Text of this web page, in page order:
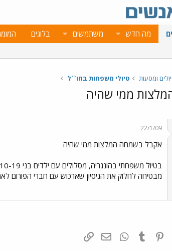
מה חדש משתמשים בלוגים
ומסעות טיולי משפחות בחו``ל
ממי שהיה
22/1/09
אקבל בשמחה המלצות ממי שהיה
מבטיחה לחלוק את הניסיון שארכוש עם חברי הפורום
Reddit
Pinterest
Tumblr
WhatsAppדואר אלקטרוני